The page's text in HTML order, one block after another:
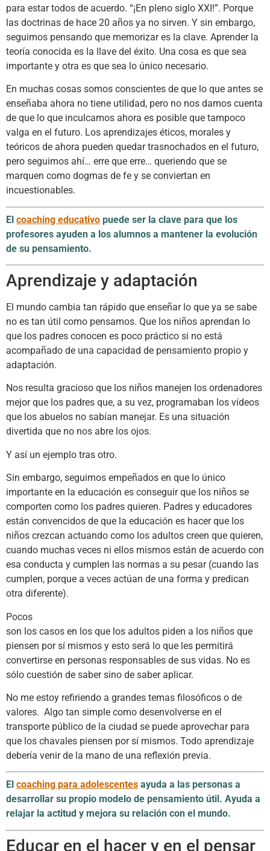
para estar todos de acuerdo. “¡En pleno siglo XXI!”. Porque
las doctrinas de hace 20 años ya no sirven. Y sin embargo,
seguimos pensando que memorizar es la clave. Aprender la
teoría conocida es la llave del éxito. Una cosa es que sea
importante y otra es que sea lo único necesario.
En muchas cosas somos conscientes de que lo que antes se
enseñaba ahora no tiene utilidad, pero no nos damos cuenta
de que lo que inculcamos ahora es posible que tampoco
valga en el futuro. Los aprendizajes éticos, morales y
teóricos de ahora pueden quedar trasnochados en el futuro,
pero seguimos ahí… erre que erre… queriendo que se
marquen como dogmas de fe y se conviertan en
incuestionables.
El coaching educativo puede ser la clave para que los
profesores ayuden a los alumnos a mantener la evolución
de su pensamiento.
Aprendizaje y adaptación
El mundo cambia tan rápido que enseñar lo que ya se sabe
no es tan útil como pensamos. Que los niños aprendan lo
que los padres conocen es poco práctico si no está
acompañado de una capacidad de pensamiento propio y
adaptación.
Nos resulta gracioso que los niños manejen los ordenadores
mejor que los padres que, a su vez, programaban los vídeos
que los abuelos no sabían manejar. Es una situación
divertida que no nos abre los ojos.
Y así un ejemplo tras otro.
Sin embargo, seguimos empeñados en que lo único
importante en la educación es conseguir que los niños se
comporten como los padres quieren. Padres y educadores
están convencidos de que la educación es hacer que los
niños crezcan actuando como los adultos creen que quieren,
cuando muchas veces ni ellos mismos están de acuerdo con
esa conducta y cumplen las normas a su pesar (cuando las
cumplen, porque a veces actúan de una forma y predican
otra diferente).
Pocos
son los casos en los que los adultos piden a los niños que
piensen por sí mismos y esto será lo que les permitirá
convertirse en personas responsables de sus vidas. No es
sólo cuestión de saber sino de saber aplicar.
No me estoy refiriendo a grandes temas filosóficos o de
valores. Algo tan simple como desenvolverse en el
transporte público de la ciudad se puede aprovechar para
que los chavales piensen por sí mismos. Todo aprendizaje
debería venir de la mano de una reflexión previa.
El coaching para adolescentes ayuda a las personas a
desarrollar su propio modelo de pensamiento útil. Ayuda a
relajar la actitud y mejora su relación con el mundo.
Educar en el hacer y en el pensar